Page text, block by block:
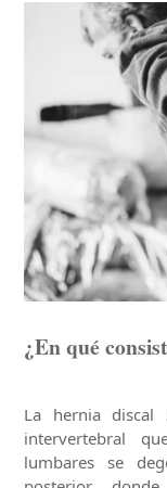
¿En qué
La hernia discal
intervertebral
lumbares se